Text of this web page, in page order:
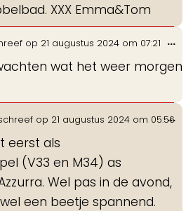
XXX Emma&Tom
op 21 augustus 2024 om 07:21
wat het weer morgen
...
op 21 augustus 2024 om 05:56
eerst als
(V33 en M34) as
Wel pas in de avond,
een beetje spannend.
...